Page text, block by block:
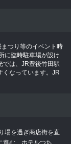
つり等のイベント時
に臨時駐車場が設け
では、JR豊後竹田駅
くなっています。JR
場を過ぎ商店街を直
進む、ホテルつち